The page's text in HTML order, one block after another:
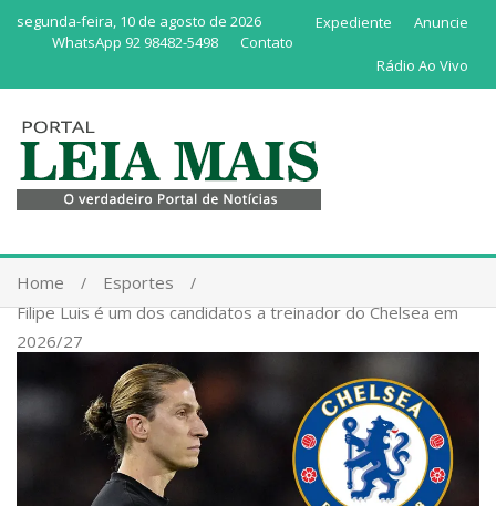
segunda-feira, 10 de agosto de 2026 Anuncie
Expediente
Contato
WhatsApp 92 98482-5498
Rádio Ao Vivo
Home
Esportes
Filipe Luis é um dos candidatos a treinador do Chelsea em
2026/27